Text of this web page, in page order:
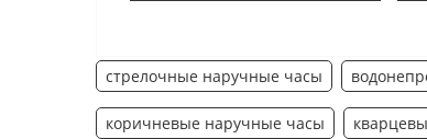
стрелочные наручные часы
коричневые наручные часы